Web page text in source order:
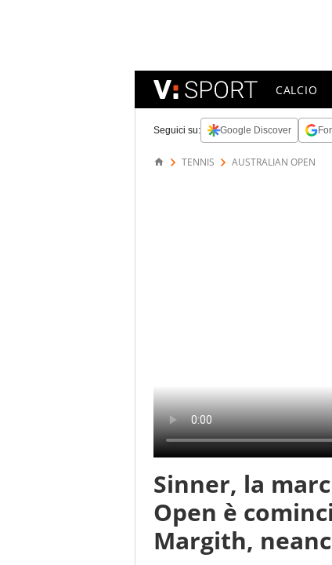
CALCIO
Seguici su: Google Discover
TENNIS AUSTRALIAN OPEN
Sinner, la
Open è
Margith,